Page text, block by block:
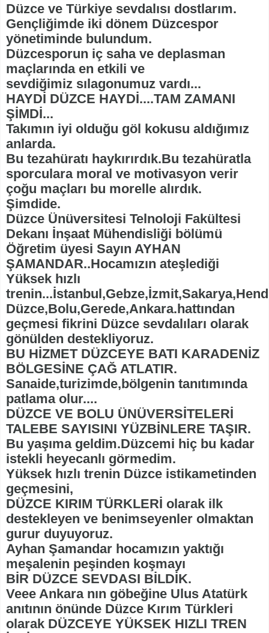
Düzce ve Türkiye sevdalısı dostlarım.
Gençliğimde iki dönem Düzcespor
yönetiminde bulundum.
Düzcesporun iç saha ve deplasman
maçlarında en etkili ve
sevdiğimiz sılagonumuz vardı...
HAYDİ DÜZCE HAYDİ....TAM ZAMANI
ŞİMDİ...
Takımın iyi olduğu göl kokusu aldığımız
anlarda.
Bu tezahüratı haykırırdık.Bu tezahüratla
sporculara moral ve motivasyon verir
çoğu maçları bu morelle alırdık.
Şimdide.
Düzce Ünüversitesi Telnoloji Fakültesi
Dekanı İnşaat Mühendisliği bölümü
Öğretim üyesi Sayın AYHAN
ŞAMANDAR..Hocamızın ateşlediği
Yüksek hızlı
Düzce,Bolu,Gerede,Ankara.hattından
geçmesi fikrini Düzce sevdalıları olarak
gönülden destekliyoruz.
BU HİZMET DÜZCEYE BATI KARADENİZ
BÖLGESİNE ÇAĞ ATLATIR.
Sanaide,turizimde,bölgenin tanıtımında
patlama olur....
DÜZCE VE BOLU ÜNÜVERSİTELERİ
TALEBE SAYISINI YÜZBİNLERE TAŞIR.
Bu yaşıma geldim.Düzcemi hiç bu kadar
istekli heyecanlı görmedim.
Yüksek hızlı trenin Düzce istikametinden
geçmesini,
DÜZCE KIRIM TÜRKLERİ olarak ilk
destekleyen ve benimseyenler olmaktan
gurur duyuyoruz.
Ayhan Şamandar hocamızın yaktığı
meşalenin peşinden koşmayı
BİR DÜZCE SEVDASI BİLDİK.
Veee Ankara nın göbeğine Ulus Atatürk
anıtının önünde Düzce Kırım Türkleri
olarak DÜZCEYE YÜKSEK HIZLI TREN